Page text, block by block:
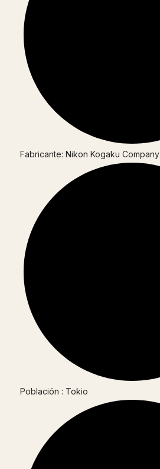
Fabricante: Nikon Kogaku Company
Población : Tokio